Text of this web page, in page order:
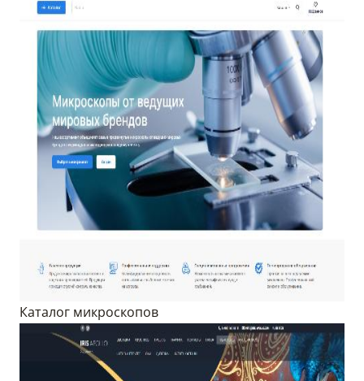
Каталог микроскопов